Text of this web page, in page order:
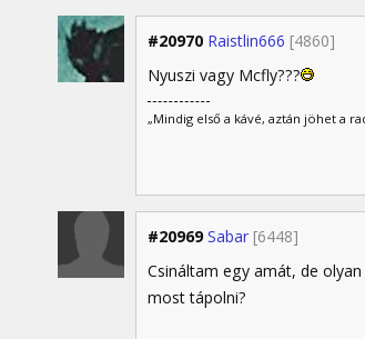
#20970 Raistlin666 [4860]
Nyuszi vagy Mcfly???
„Mindig első a kávé, aztán jöhet a
#20969 Sabar [6448]
Csináltam egy amát, de
most tápolni?